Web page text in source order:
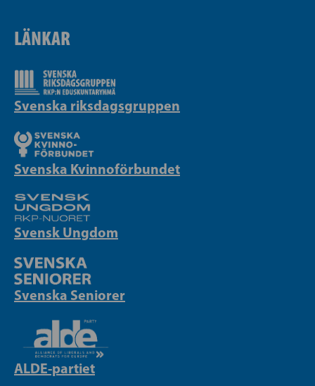
LÄNKAR
Svenska riksdagsgruppen
Svenska Kvinnoförbundet
Svensk Ungdom
Svenska Seniorer
ALDE-partiet